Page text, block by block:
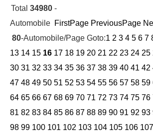
Total 34980 -
Automobile FirstPage PreviousPage
80-Automobile/Page Goto:1 2 3 4 5 6 7
13 14 15 16 17 18 19 20 21 22 23 24 25
30 31 32 33 34 35 36 37 38 39 40 41 42
47 48 49 50 51 52 53 54 55 56 57 58 59
64 65 66 67 68 69 70 71 72 73 74 75 76
81 82 83 84 85 86 87 88 89 90 91 92 93
98 99 100 101 102 103 104 105 106 107